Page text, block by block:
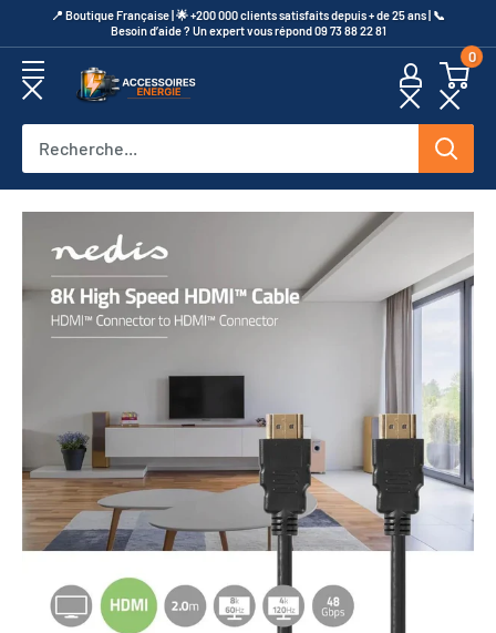
au
contenu
​📍​ Boutique Française | 🌟 +200 000 clients satisfaits depuis + de 25 ans | 📞​
Besoin d’aide ? Un expert vous répond 09 73 88 22 81
Accessoires
0